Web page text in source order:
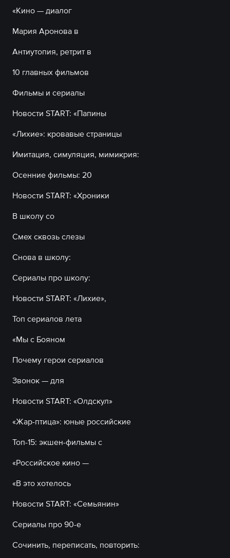
«Кино — диалог
Мария Аронова в
Антиутопия, ретрит в
10 главных фильмов
Фильмы и сериалы
Новости START: «Папины
«Лихие»: кровавые страницы
Имитация, симуляция, мимикрия:
Осенние фильмы: 20
Новости START: «Хроники
В школу со
Смех сквозь слезы
Снова в школу:
Сериалы про школу:
Новости START: «Лихие»,
Топ сериалов лета
«Мы с Бояном
Почему герои сериалов
Звонок — для
Новости START: «Олдскул»
«Жар-птица»: юные российские
Топ-15: экшен-фильмы с
«Российское кино —
«В это хотелось
Новости START: «Семьянин»
Сериалы про 90-е
Сочинить, переписать, повторить: